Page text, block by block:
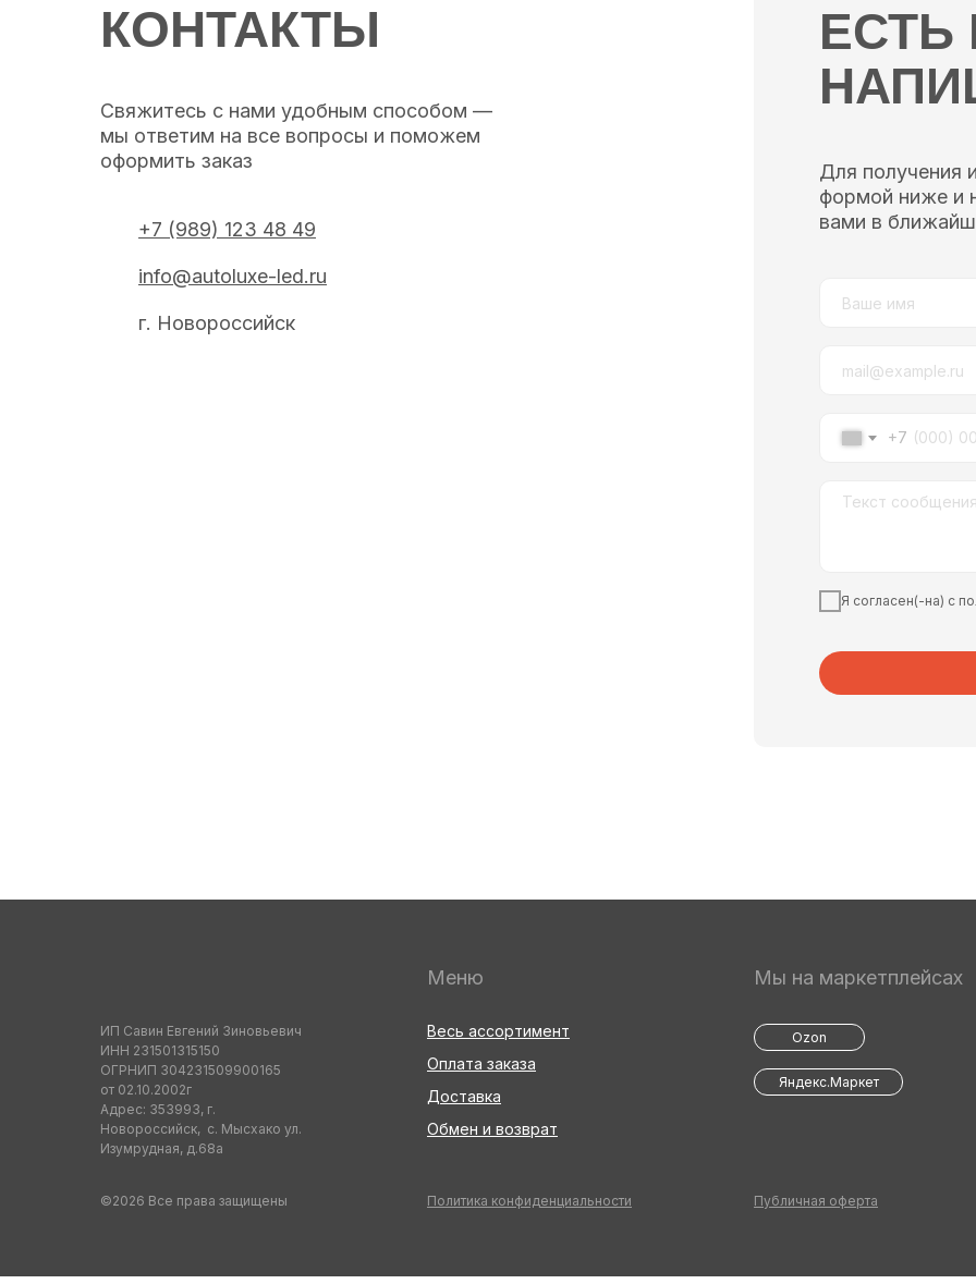
КОНТАКТЫ
Свяжитесь с нами удобным способом —
мы ответим на все вопросы и поможем
оформить заказ
Для получения
формой ниже и
вами в
+7 (989) 123 48 49
info@autoluxe-led.ru
г. Новороссийск
+7
Я согласен(-на) с
ИП Савин Евгений Зиновьевич
ИНН 231501315150
ОГРНИП 304231509900165
от 02.10.2002г
Адрес: 353993, г.
Новороссийск, с. Мысхако ул.
Изумрудная, д.68а
©2026 Все права защищены Политика конфиденциальности Публичная оферта
Обмен и возврат
Доставка
Оплата заказа
Меню Мы на маркетплейсах
Весь ассортимент Ozon
Яндекс.Маркет